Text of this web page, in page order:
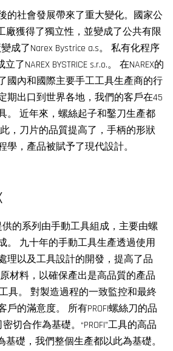
的社會發展帶來了重大變化。國家公
廠獲得了獨立性，並變成了公共有限
成了Narex Bystrice a.s。 私有化程序
了NAREX BYSTRICE s.r.o.。 在NAREX的
國內和國際主要手工工具生產商的行
期出口到世界各地，我們的客戶在45
。 近年來，螺絲起子和鑿刀生產都
，刀片的品質提高了，手柄的形狀
學，產品被賦予了現代設計。
提供的系列由手動工具組成，主要由螺
。 九十年的手動工具生產透過使用
理以及工具設計的開發，提高了品
材料，以確保產出是高品質的產品
具。 對製造過程的一致監控和最終
的滿意度。 所有PROFI螺絲刀的品
切合作為基礎。“PROFI”工具的高品
基礎，我們整個生產都以此為基礎。